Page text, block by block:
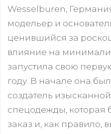
Wesselburen,
модельер и
ценившийся за
влияние на
запустила свою
году. В начале она
создатель
спецодежды, которая
заказ и, как правило,